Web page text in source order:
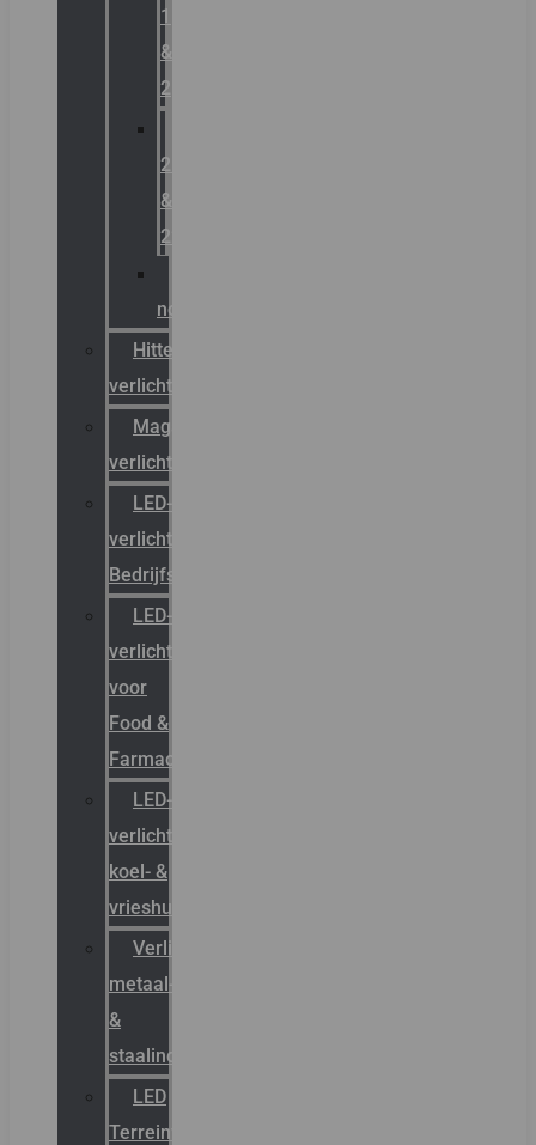
1
&
2
21
&
22
noodverlichting
Hittebestendige
verlichting
Magazijn
verlichting
LED-
verlichting
Bedrijfshal
LED-
verlichting
voor
Food &
Farmacie
LED-
verlichting
koel- &
vrieshuizen
Verlichting
metaal-
&
staalindustrie
LED
Terreinverlichting